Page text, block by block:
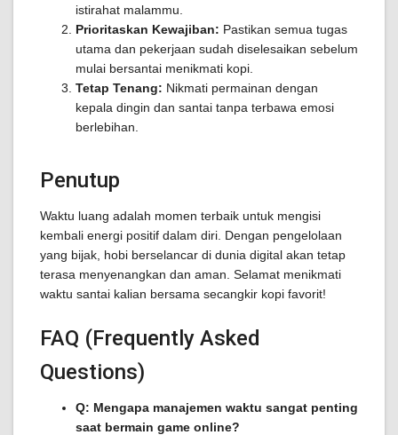
istirahat malammu.
Prioritaskan Kewajiban: Pastikan semua tugas
utama dan pekerjaan sudah diselesaikan sebelum
mulai bersantai menikmati kopi.
Tetap Tenang: Nikmati permainan dengan
kepala dingin dan santai tanpa terbawa emosi
berlebihan.
Penutup
Waktu luang adalah momen terbaik untuk mengisi
kembali energi positif dalam diri. Dengan pengelolaan
yang bijak, hobi berselancar di dunia digital akan tetap
terasa menyenangkan dan aman. Selamat menikmati
waktu santai kalian bersama secangkir kopi favorit!
FAQ (Frequently Asked
Questions)
Q: Mengapa manajemen waktu sangat penting
saat bermain game online?